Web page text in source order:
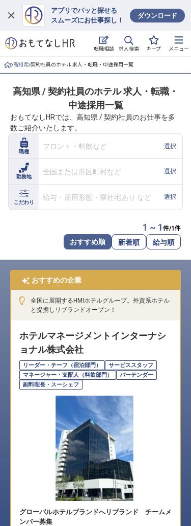
アプリでパッと探せる
スムーズにお仕事探し！
ダウンロード
転職相談 求人検索 キープ メニュー
ログイン
求人・施設を探す
就職・転職 合同説明会
おもてなしHRについて
ご利用の流れ
よくある質問
ホテル・宿泊業界情報コラム
転職サポートに申し込む
採用をお考えの企業様へ
高知県 契約社員のホテル 求人・転職・中途採用一覧
高知県 / 契約社員のホテル 求人・転職・
中途採用一覧
おもてなしHRでは、高知県 / 契約社員のお仕事を多
数ご紹介いたします。
職種
フロント・料飲など 選択
勤務地
全国または市区町村など 選択
こだわり
給与・雇用形態・寮社宅あり など 選択
1 ~ 1 件/1 件
おすすめ順 新着順 給与順
おすすめの企業
全国に展開するHMIホテルグループ。外資系ホテル
と提携しリブランドオープン！
ホテルマネージメントインターナシ
ョナル株式会社
リーダー・チーフ（宿泊部門）
サービススタッフ
マネージャー・支配人（料飲部門）
バーテンダー
副料理長・スーシェフ
グローバルホテルブランドへリブランド チームメ
ンバー募集